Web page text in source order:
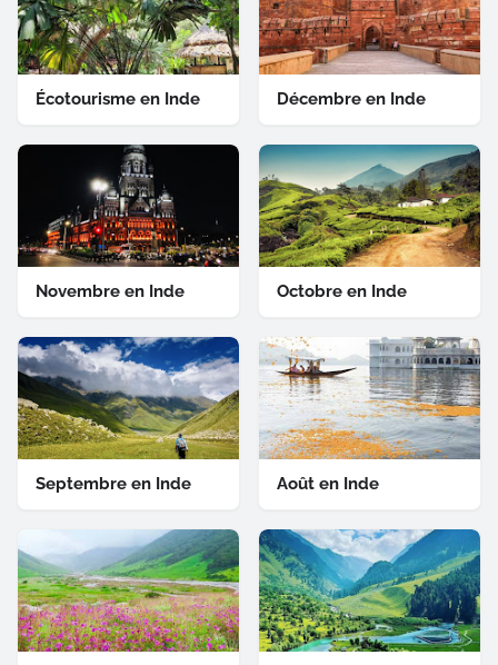
Écotourisme en Inde Décembre en Inde
Novembre en Inde Octobre en Inde
Septembre en Inde Août en Inde